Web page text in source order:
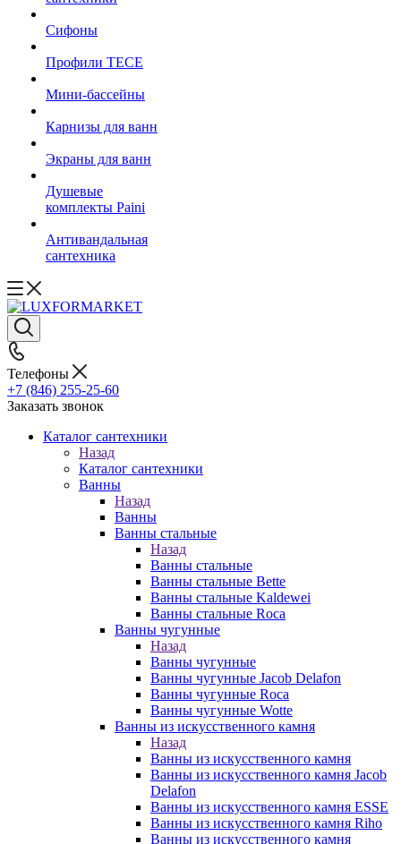
Сифоны
Профили TECE
Мини-бассейны
Карнизы для ванн
Экраны для ванн
Душевые
комплекты Paini
Антивандальная
сантехника
Телефоны
+7 (846) 255-25-60
Заказать звонок
Каталог сантехники
Назад
Каталог сантехники
Ванны
Назад
Ванны
Ванны стальные
Назад
Ванны стальные
Ванны стальные Bette
Ванны стальные Kaldewei
Ванны стальные Roca
Ванны чугунные
Назад
Ванны чугунные
Ванны чугунные Jacob Delafon
Ванны чугунные Roca
Ванны чугунные Wotte
Ванны из искусственного камня
Назад
Ванны из искусственного камня
Ванны из искусственного камня Jacob
Delafon
Ванны из искусственного камня ESSE
Ванны из искусственного камня Riho
Ванны из искусственного камня